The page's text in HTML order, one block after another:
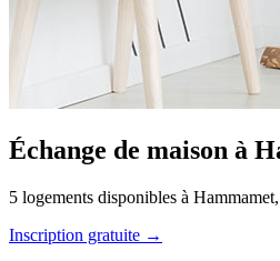
Échange de maison à
5 logements disponibles à
Inscription gratuite →